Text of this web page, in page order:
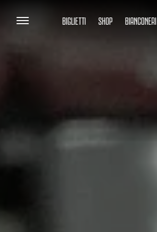
BIGLIETTI SHOP BIANCONERI